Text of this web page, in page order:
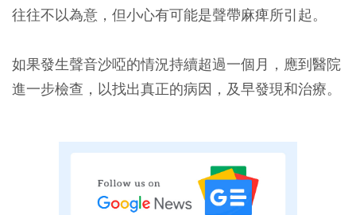
往往不以為意，但小心有可能是聲帶麻痺所引起。
如果發生聲音沙啞的情況持續超過一個月，應到醫院
進一步檢查，以找出真正的病因，及早發現和治療。